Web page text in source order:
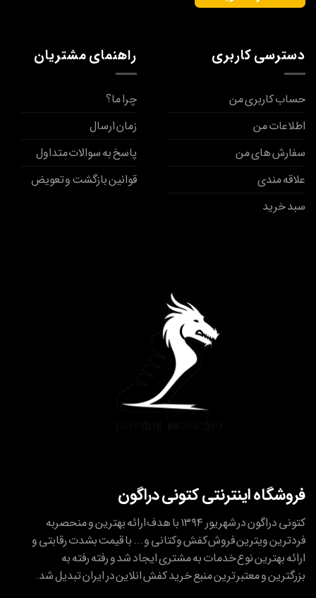
دسترسی کاربری
حساب کاربری من
اطلاعات من
سفارش های من
علاقه مندی
سبد خرید
راهنمای مشتریان
چرا ما؟
زمان ارسال
پاسخ به سوالات متداول
قوانین بازگشت و تعویض
فروشگاه اینترنتی کتونی دراگون
کتونی دراگون در شهریور ۱۳۹۴ با هدف ارائه بهترین و منحصربه
فردترین ویترین فروش کفش وکتانی و... با قیمت بشدت رقابتی و
ارائه بهترین نوع خدمات به مشتری ایجاد شد و رفته رفته به
بزرگترین و معتبر ترین منبع خرید کفش انلاین در ایران تبدیل شد.